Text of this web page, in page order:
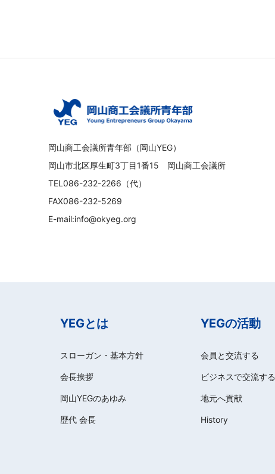
岡山商工会議所青年部（岡山YEG）
岡山市北区厚生町3丁目1番15 岡山商工会議所
TEL086-232-2266（代）
FAX086-232-5269
E-mail:info@okyeg.org
YEGとは
スローガン・基本方針
会長挨拶
岡山YEGのあゆみ
歴代 会長
YEGの活動
会員と交流する
ビジネスで交流する
地元へ貢献
History